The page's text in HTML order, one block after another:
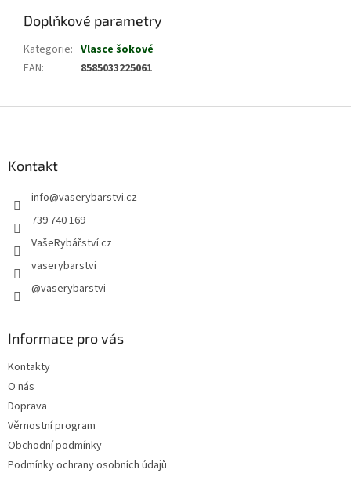
Doplňkové parametry
Kategorie: Vlasce šokové
EAN: 8585033225061
Kontakt
info@vaserybarstvi.cz
739 740 169
VašeRybářství.cz
vaserybarstvi
@vaserybarstvi
Informace pro vás
Kontakty
O nás
Doprava
Věrnostní program
Obchodní podmínky
Podmínky ochrany osobních údajů